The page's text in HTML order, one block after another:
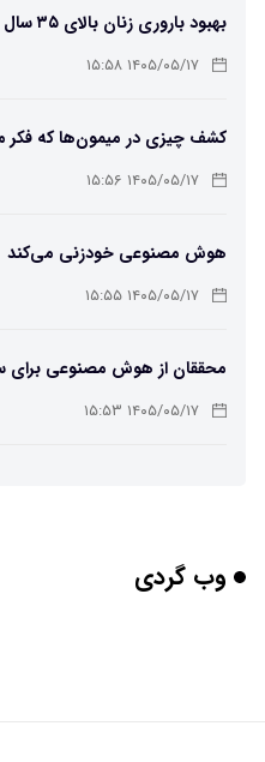
بهبود
باکتریایی»
۱۴۰۵/۰۵/۱۷ ۱۵:۵۸
کشف چیزی در میمون‌ها که
۱۴۰۵/۰۵/۱۷ ۱۵:۵۶
هوش مصنوعی خودزنی می‌کند
۱۴۰۵/۰۵/۱۷ ۱۵:۵۵
محققان از هوش مصنوعی
استفاده کردند
۱۴۰۵/۰۵/۱۷ ۱۵:۵۳
مریخ‌نورد ناسا به ماه فرستاده
وب گردی